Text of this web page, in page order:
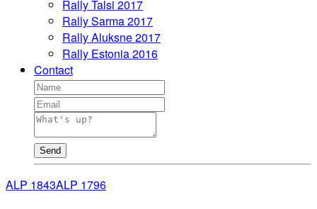
Rally Talsi 2017
Rally Sarma 2017
Rally Aluksne 2017
Rally Estonia 2016
Contact
Send
ALP 1843ALP 1796